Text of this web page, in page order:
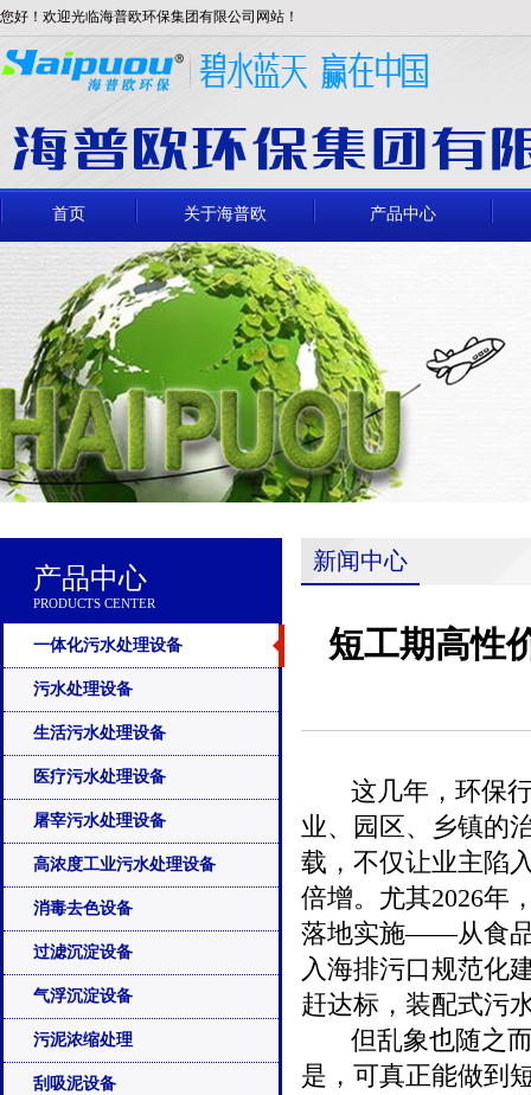
您好！欢迎光临海普欧环保集团有限公司网站！
首页 关于海普欧 产品中心
产品中心
PRODUCTS CENTER
一体化污水处理设备
污水处理设备
生活污水处理设备
医疗污水处理设备
屠宰污水处理设备
高浓度工业污水处理设备
消毒去色设备
过滤沉淀设备
气浮沉淀设备
污泥浓缩处理
刮吸泥设备
新闻中心
短工期高性
这几年，环保行
业、园区、乡镇的
载，不仅让业主陷
倍增。尤其2026年
落地实施——从食品
入海排污口规范化
赶达标，装配式污
但乱象也随之而
是，可真正能做到